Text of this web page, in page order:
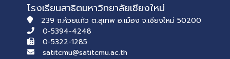
โรงเรียนสาธิตมหาวิทยาลัยเชียงใหม่
239 ถ.ห้วยแก้ว ต.สุเทพ อ.เมือง จ.เชียงใหม่ 50200
0-5394-4248
0-5322-1285
satitcmu@satitcmu.ac.th